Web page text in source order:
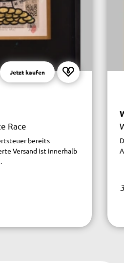
Jetzt kaufen
Race
bereits
Versand ist innerhalb